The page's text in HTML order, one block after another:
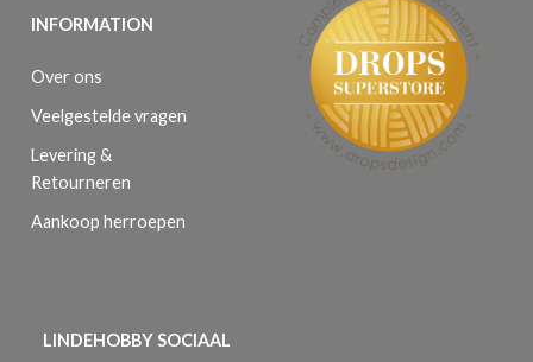
INFORMATION
Over ons
Veelgestelde vragen
Levering &
Retourneren
Aankoop herroepen
LINDEHOBBY SOCIAAL